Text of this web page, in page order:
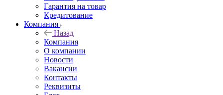
Гарантия на товар
Кредитование
Компания
Назад
Компания
О компании
Новости
Вакансии
Контакты
Реквизиты